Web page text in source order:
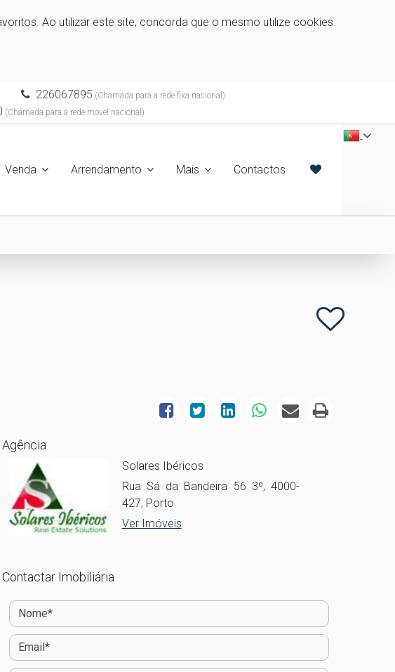
Ao utilizar este site, concorda que o mesmo utilize cookies.
226067895 (Chamada para a rede fixa nacional)
(Chamada para a rede móvel nacional)
Venda Arrendamento Mais Contactos
Agência
Solares Ibéricos
Rua Sá da Bandeira 56 3º, 4000-
427, Porto
Ver Imóveis
Contactar Imobiliária